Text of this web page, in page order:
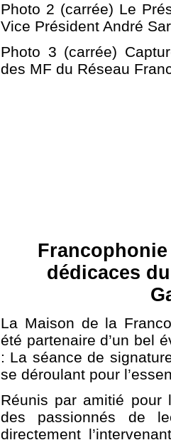
Photo 2 (carrée) Le
Vice Président André
Photo 3 (carrée)
des MF du Réseau
dédicaces
La Maison de la
été partenaire d’un bel
: La séance de
se déroulant pour
Réunis par amitié pour
des passionnés de
directement